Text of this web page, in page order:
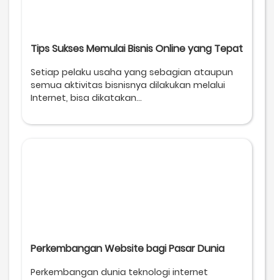
Tips Sukses Memulai Bisnis Online yang Tepat
Setiap pelaku usaha yang sebagian ataupun
semua aktivitas bisnisnya dilakukan melalui
Internet, bisa dikatakan...
Perkembangan Website bagi Pasar Dunia
Perkembangan dunia teknologi internet